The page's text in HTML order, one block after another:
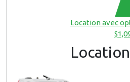
Location avec
Location